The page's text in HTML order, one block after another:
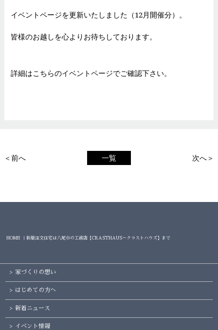
イベントページを更新いたしました（12月開催分）。
皆様のお越しを心よりお待ちしております。
詳細はこちらのイベントページでご確認下さい。
一覧
＜前へ 次へ＞
HOME ｜新築注文住宅は八尾市の工務店【CRASTHAUS～クラストハウズ】まで
家づくりの想い
はじめての方へ
新着ニュース
イベント情報